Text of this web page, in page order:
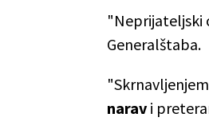
"Neprijateljski
Generalštaba.
narav i